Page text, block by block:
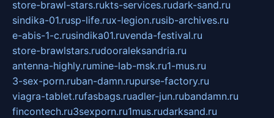
store-brawl-stars.rukts-services.rudark-sand.ru
sindika-01.rusp-life.rux-legion.rusib-archives.ru
e-abis-1-c.rusindika01.ruvenda-festival.ru
store-brawlstars.rudooraleksandria.ru
antenna-highly.rumine-lab-msk.ru1-mus.ru
3-sex-porn.ruban-damn.rupurse-factory.ru
viagra-tablet.rufasbags.ruadler-jun.rubandamn.ru
fincontech.ru3sexporn.ru1mus.rudarksand.ru